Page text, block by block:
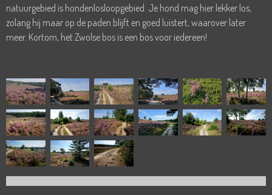
natuurgebied is hondenlosloopgebied. Je hond mag hier lekker los,
zolang hij maar op de paden blijft en goed luistert, waarover later
meer. Kortom, het Zwolse bos is een bos voor iedereen!